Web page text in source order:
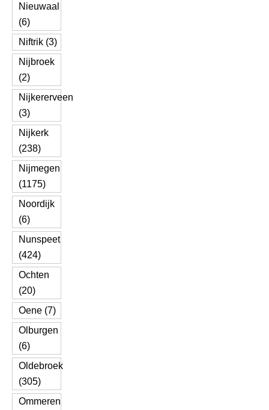
Nieuwaal
(6)
Niftrik (3)
Nijbroek
(2)
Nijkererveen
(3)
Nijkerk
(238)
Nijmegen
(1175)
Noordijk
(6)
Nunspeet
(424)
Ochten
(20)
Oene (7)
Olburgen
(6)
Oldebroek
(305)
Ommeren